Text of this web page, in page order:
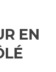
EN